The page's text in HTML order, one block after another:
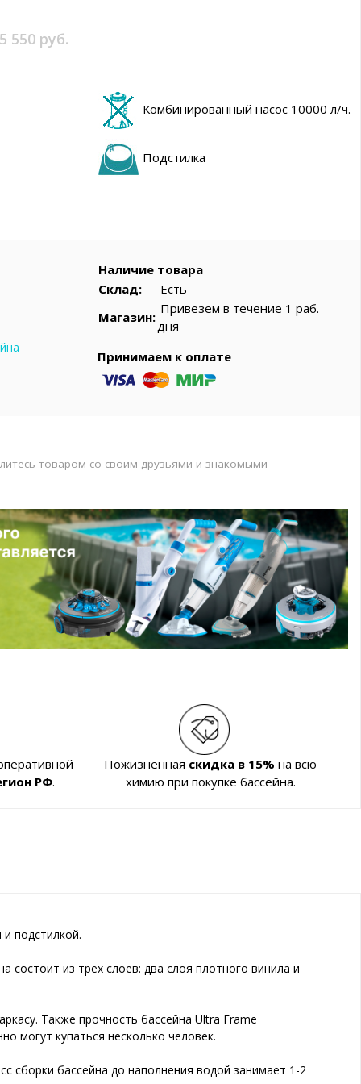
550 руб.
Комбинированный насос 10000 л/ч.
Подстилка
Наличие товара
Склад:
Есть
Магазин:
Привезем в течение 1 раб.
дня
Принимаем к оплате
товаром со своим друзьями и знакомыми
РФ.
Пожизненная скидка в 15% на всю
химию при покупке бассейна.
подстилкой.
состоит из трех слоев: два слоя плотного винила и
Также прочность бассейна Ultra Frame
могут купаться несколько человек.
сборки бассейна до наполнения водой занимает 1-2